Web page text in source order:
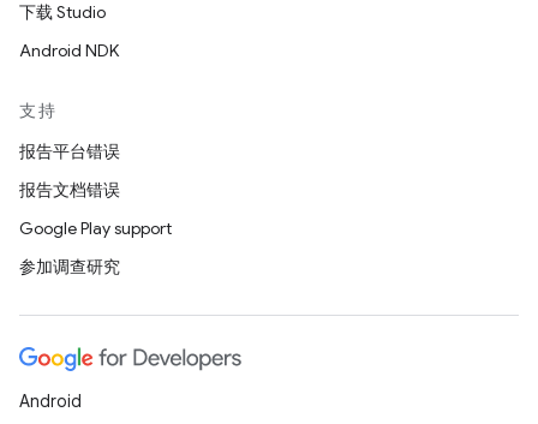
下载 Studio
Android NDK
支持
报告平台错误
报告文档错误
Google Play support
参加调查研究
Android